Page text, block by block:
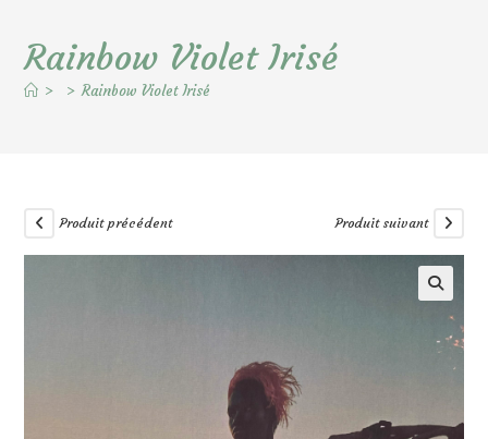
Rainbow Violet Irisé
> > Rainbow Violet Irisé
Produit précédent Produit suivant